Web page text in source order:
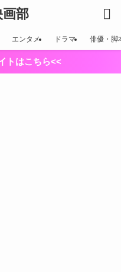
部
エンタメ ドラマ 俳優・脚
トはこちら<<